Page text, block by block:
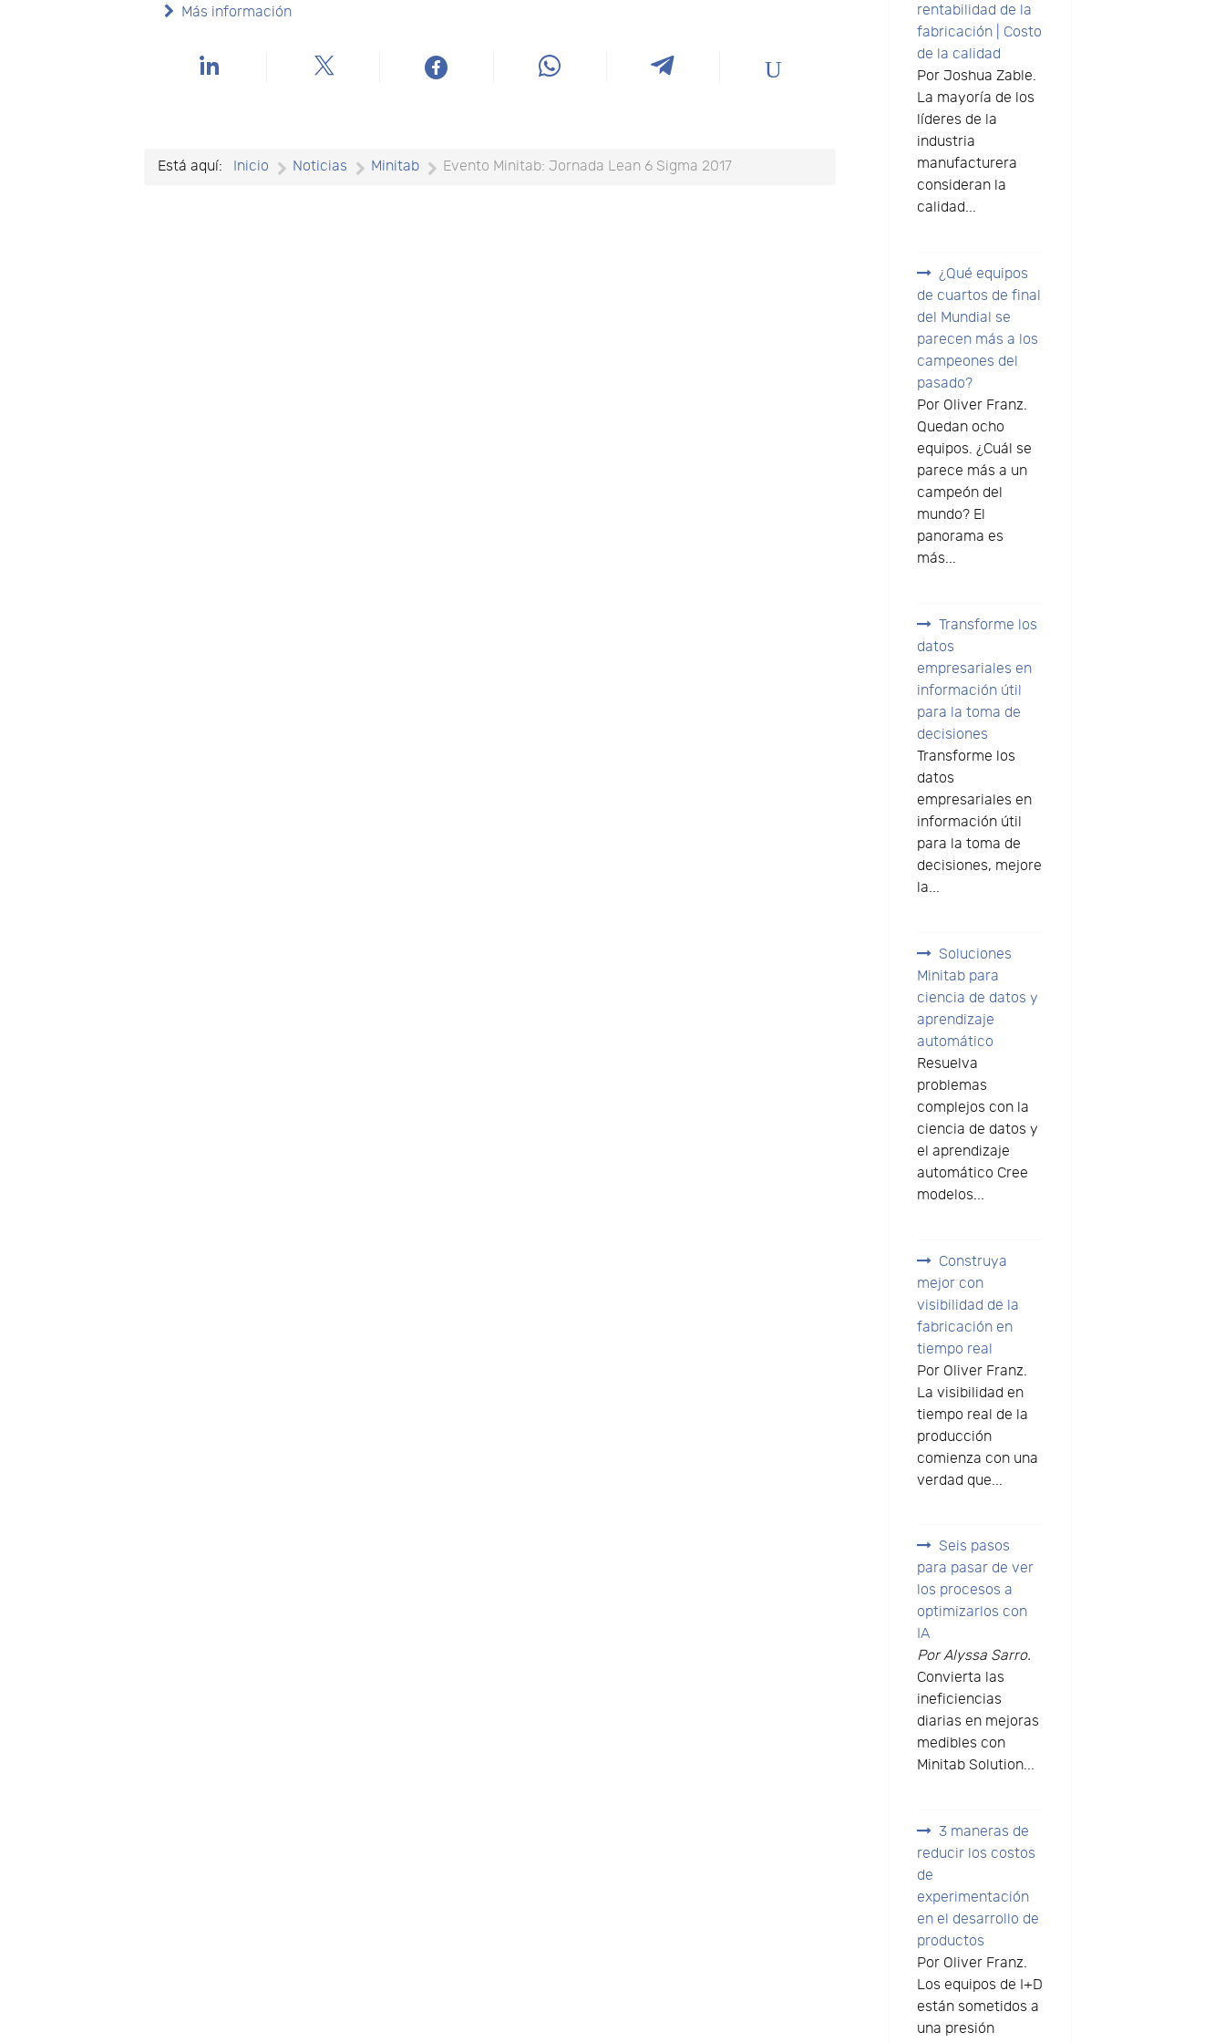
Más información
Está aquí: Inicio Noticias Minitab Evento Minitab: Jornada Lean 6 Sigma 2017
rentabilidad de la
fabricación | Costo
de la calidad
Por Joshua Zable.
La mayoría de los
líderes de la
industria
manufacturera
consideran la
calidad...
¿Qué equipos
de cuartos de final
del Mundial se
parecen más a los
campeones del
pasado?
Por Oliver Franz.
Quedan ocho
equipos. ¿Cuál se
parece más a un
campeón del
mundo? El
panorama es
más...
Transforme los
datos
empresariales en
información útil
para la toma de
decisiones
Transforme los
datos
empresariales en
información útil
para la toma de
decisiones, mejore
la...
Soluciones
Minitab para
ciencia de datos y
aprendizaje
automático
Resuelva
problemas
complejos con la
ciencia de datos y
el aprendizaje
automático Cree
modelos...
Construya
mejor con
visibilidad de la
fabricación en
tiempo real
Por Oliver Franz.
La visibilidad en
tiempo real de la
producción
comienza con una
verdad que...
Seis pasos
para pasar de ver
los procesos a
optimizarlos con
IA
Por Alyssa Sarro.
Convierta las
ineficiencias
diarias en mejoras
medibles con
Minitab Solution...
3 maneras de
reducir los costos
de
experimentación
en el desarrollo de
productos
Por Oliver Franz.
Los equipos de I+D
están sometidos a
una presión